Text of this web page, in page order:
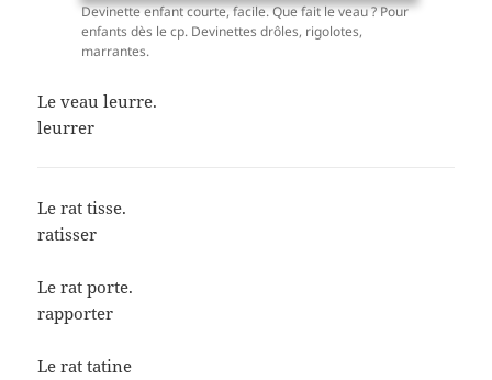
Devinette enfant courte, facile. Que fait le veau ? Pour
enfants dès le cp. Devinettes drôles, rigolotes,
marrantes.
Le veau leurre.
leurrer
Le rat tisse.
ratisser
Le rat porte.
rapporter
Le rat tatine